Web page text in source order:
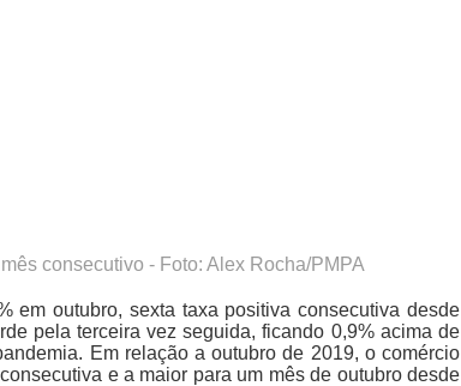
consecutivo - Foto: Alex Rocha/PMPA
em outubro, sexta taxa positiva consecutiva desde
pela terceira vez seguida, ficando 0,9% acima de
Em relação a outubro de 2019, o comércio
e a maior para um mês de outubro desde